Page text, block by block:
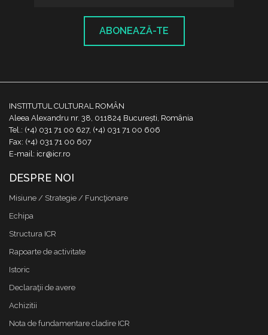
ABONEAZĂ-TE
INSTITUTUL CULTURAL ROMÂN
Aleea Alexandru nr. 38, 011824 București, România
Tel.: (+4) 031 71 00 627, (+4) 031 71 00 606
Fax: (+4) 031 71 00 607
E-mail: icr@icr.ro
DESPRE NOI
Misiune / Strategie / Funcţionare
Echipa
Structura ICR
Rapoarte de activitate
Istoric
Declaraţii de avere
Achizitii
Nota de fundamentare cladire ICR